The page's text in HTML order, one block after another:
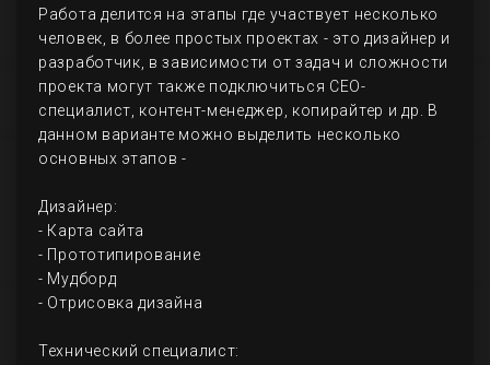
Работа делится на этапы где участвует несколько
человек, в более простых проектах - это дизайнер и
разработчик, в зависимости от задач и сложности
проекта могут также подключиться СЕО-
специалист, контент-менеджер, копирайтер и др. В
данном варианте можно выделить несколько
основных этапов -
Дизайнер:
- Карта сайта
- Прототипирование
- Мудборд
- Отрисовка дизайна
Технический специалист: